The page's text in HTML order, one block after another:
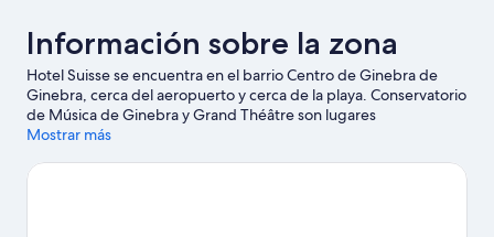
Información sobre la zona
Hotel Suisse se encuentra en el barrio Centro de Ginebra de
Ginebra, cerca del aeropuerto y cerca de la playa. Conservatorio
de Música de Ginebra y Grand Théâtre son lugares
fundamentales para los aficionados a la cultura en esta región,
Jardín Botánico y Playa de Genève. Jardín alpino y Microcosm
Mostrar más